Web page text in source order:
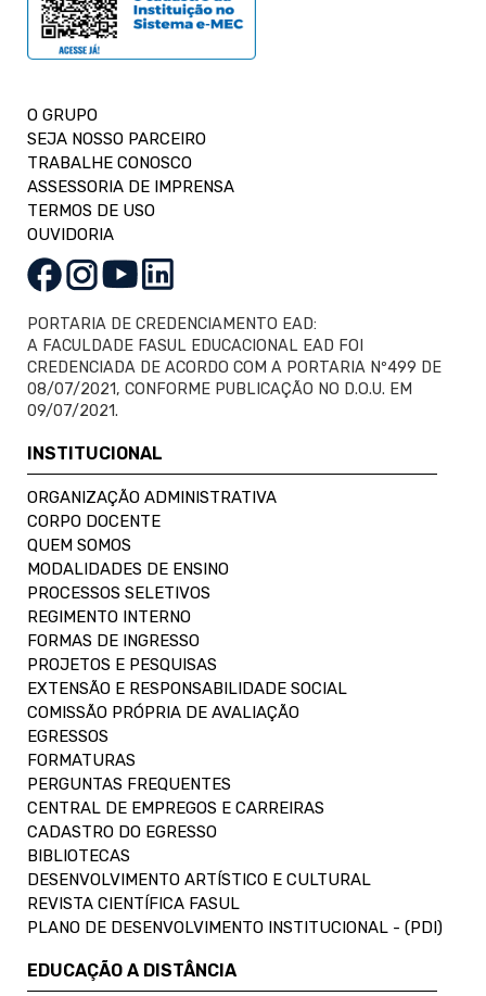
O GRUPO
SEJA NOSSO PARCEIRO
TRABALHE CONOSCO
ASSESSORIA DE IMPRENSA
TERMOS DE USO
OUVIDORIA
PORTARIA DE CREDENCIAMENTO EAD:
A FACULDADE FASUL EDUCACIONAL EAD FOI
CREDENCIADA DE ACORDO COM A PORTARIA Nº499 DE
08/07/2021, CONFORME PUBLICAÇÃO NO D.O.U. EM
09/07/2021.
INSTITUCIONAL
ORGANIZAÇÃO ADMINISTRATIVA
CORPO DOCENTE
QUEM SOMOS
MODALIDADES DE ENSINO
PROCESSOS SELETIVOS
REGIMENTO INTERNO
FORMAS DE INGRESSO
PROJETOS E PESQUISAS
EXTENSÃO E RESPONSABILIDADE SOCIAL
COMISSÃO PRÓPRIA DE AVALIAÇÃO
EGRESSOS
FORMATURAS
PERGUNTAS FREQUENTES
CENTRAL DE EMPREGOS E CARREIRAS
CADASTRO DO EGRESSO
BIBLIOTECAS
DESENVOLVIMENTO ARTÍSTICO E CULTURAL
REVISTA CIENTÍFICA FASUL
PLANO DE DESENVOLVIMENTO INSTITUCIONAL - (PDI)
EDUCAÇÃO A DISTÂNCIA